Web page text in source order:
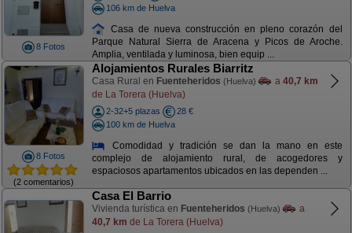
8 Fotos
106 km de Huelva
Casa de nueva construcción en pleno corazón del
Parque Natural Sierra de Aracena y Picos de Aroche.
Amplia, ventilada y luminosa, bien equip ...
8 Fotos
(2 comentarios)
Alojamientos Rurales Biarritz
Casa Rural en Fuenteheridos (Huelva) a 40,7 km
de La Torera (Huelva)
2-32+5 plazas
28 €
100 km de Huelva
Comodidad y tradición se dan la mano en este
complejo de alojamiento rural, de acogedores y
espaciosos apartamentos ubicados en las dependen ...
Casa El Barrio
Vivienda turística en Fuenteheridos (Huelva)
a
40,7 km de La Torera (Huelva)